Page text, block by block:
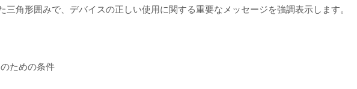
三角形囲みで、デバイスの正しい使用に関する重要なメッセージを強調表示します。
ための条件